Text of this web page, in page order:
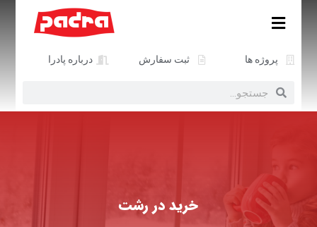
پروژه ها ثبت سفارش درباره پادرا
خرید در رشت